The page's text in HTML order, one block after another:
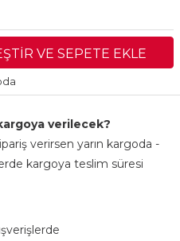
VE SEPETE EKLE
verilecek?
verirsen yarın kargoda -
kargoya teslim süresi